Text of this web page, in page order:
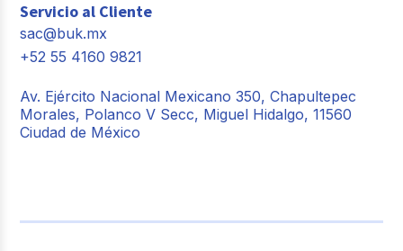
Servicio al Cliente
sac@buk.mx
+52 55 4160 9821
Av. Ejército Nacional Mexicano 350, Chapultepec
Morales, Polanco V Secc, Miguel Hidalgo, 11560
Ciudad de México